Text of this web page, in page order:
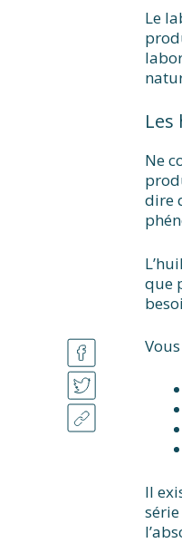
Le
Les
Ne
dire
que
Il